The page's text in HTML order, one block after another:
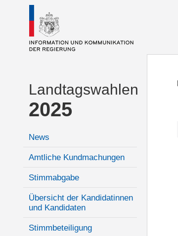
Landtagswahlen
2025
News
Amtliche Kundmachungen
Stimmabgabe
Übersicht der Kandidatinnen
und Kandidaten
Stimmbeteiligung